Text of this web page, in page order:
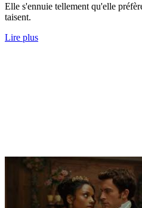
Elle s'ennuie tellement qu'elle
taisent.
Lire plus